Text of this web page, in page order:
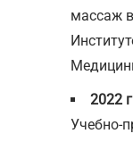
массаж
2022
Учебно-